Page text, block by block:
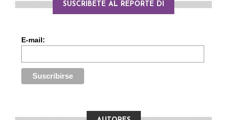
SUSCRÍBETE AL REPORTE DI
E-mail: